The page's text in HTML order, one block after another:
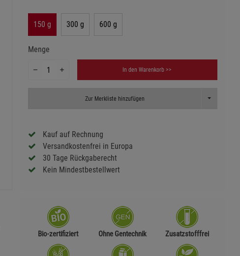
150 g 300 g 600 g
Menge
In den Warenkorb >>
Zur Merkliste hinzufügen Toggle
Kauf auf Rechnung
Versandkostenfrei in Europa
30 Tage Rückgaberecht
Kein Mindestbestellwert
Bio-zertifiziert Ohne Gentechnik Zusatzstofffrei